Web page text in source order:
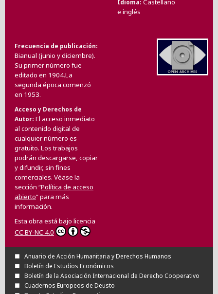
Idioma Castellano
e inglés
Frecuencia de publicación
Bianual (junio y diciembre).
Su primer número fue
editado en 1904.La
segunda época comenzó
en 1953.
Acceso y Derechos de
Autor El acceso inmediato
al contenido digital de
cualquier número es
gratuito. Los trabajos
podrán descargarse, copiar
y difundir, sin fines
comerciales. Véase la
sección “Política de acceso
abierto” para más
información.
Esta obra está bajo licencia
CC BY-NC 4.0
Anuario de Acción Humanitaria y Derechos Humanos
Boletín de Estudios Económicos
Boletín de la Asociación Internacional de Derecho Cooperativo
Cuadernos Europeos de Deusto